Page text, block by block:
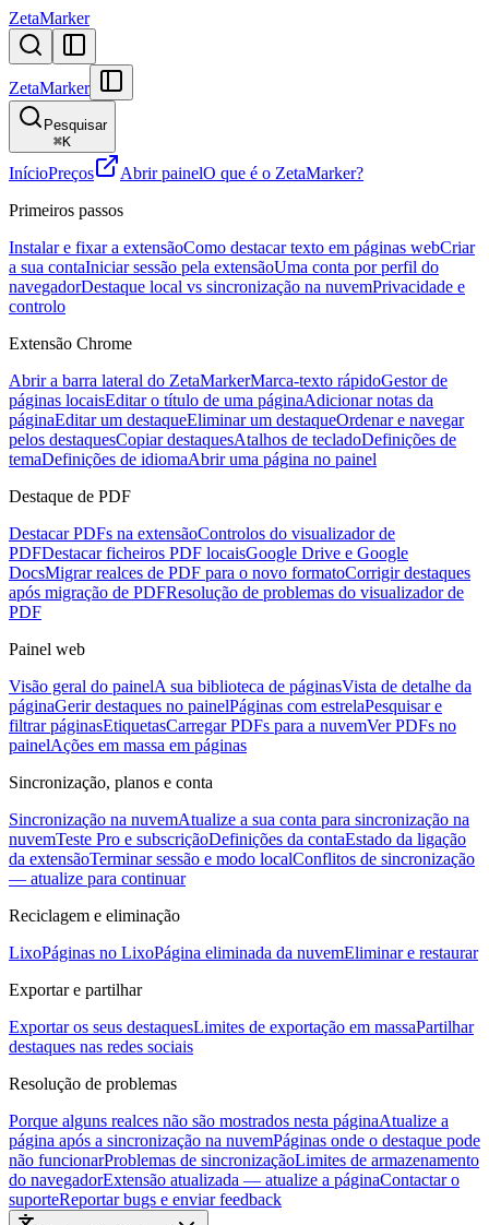
ZetaMarker
ZetaMarker
Pesquisar
⌘K
InícioPreços Abrir painelO que é o ZetaMarker?
Primeiros passos
Instalar e fixar a extensãoComo destacar texto em páginas webCriar
a sua contaIniciar sessão pela extensãoUma conta por perfil do
navegadorDestaque local vs sincronização na nuvemPrivacidade e
controlo
Extensão Chrome
Abrir a barra lateral do ZetaMarkerMarca-texto rápidoGestor de
páginas locaisEditar o título de uma páginaAdicionar notas da
páginaEditar um destaqueEliminar um destaqueOrdenar e navegar
pelos destaquesCopiar destaquesAtalhos de tecladoDefinições de
temaDefinições de idiomaAbrir uma página no painel
Destaque de PDF
Destacar PDFs na extensãoControlos do visualizador de
PDFDestacar ficheiros PDF locaisGoogle Drive e Google
DocsMigrar realces de PDF para o novo formatoCorrigir destaques
após migração de PDFResolução de problemas do visualizador de
PDF
Painel web
Visão geral do painelA sua biblioteca de páginasVista de detalhe da
páginaGerir destaques no painelPáginas com estrelaPesquisar e
filtrar páginasEtiquetasCarregar PDFs para a nuvemVer PDFs no
painelAções em massa em páginas
Sincronização, planos e conta
Sincronização na nuvemAtualize a sua conta para sincronização na
nuvemTeste Pro e subscriçãoDefinições da contaEstado da ligação
da extensãoTerminar sessão e modo localConflitos de sincronização
— atualize para continuar
Reciclagem e eliminação
LixoPáginas no LixoPágina eliminada da nuvemEliminar e restaurar
Exportar e partilhar
Exportar os seus destaquesLimites de exportação em massaPartilhar
destaques nas redes sociais
Resolução de problemas
Porque alguns realces não são mostrados nesta páginaAtualize a
página após a sincronização na nuvemPáginas onde o destaque pode
não funcionarProblemas de sincronizaçãoLimites de armazenamento
do navegadorExtensão atualizada — atualize a páginaContactar o
suporteReportar bugs e enviar feedback